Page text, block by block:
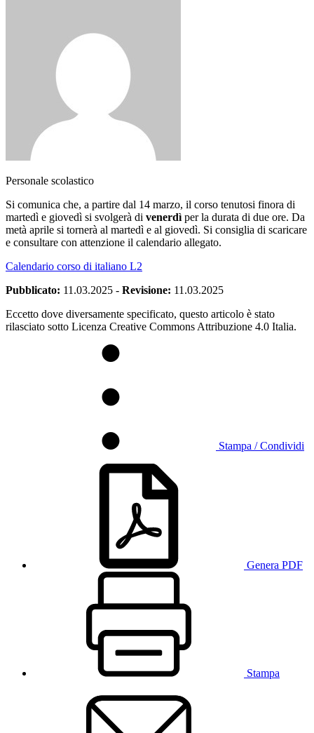
Personale scolastico
Si comunica che, a partire dal 14 marzo, il corso tenutosi finora di
martedì e giovedì si svolgerà di venerdì per la durata di due ore. Da
metà aprile si tornerà al martedì e al giovedì. Si consiglia di scaricare
e consultare con attenzione il calendario allegato.
Calendario corso di italiano L2
Pubblicato: 11.03.2025 - Revisione: 11.03.2025
Eccetto dove diversamente specificato, questo articolo è stato
rilasciato sotto Licenza Creative Commons Attribuzione 4.0 Italia.
Stampa / Condividi
Genera PDF
Stampa